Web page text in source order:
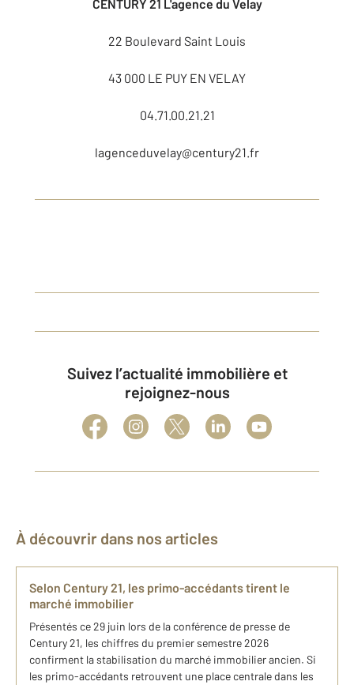
CENTURY 21 L'agence du Velay
22 Boulevard Saint Louis
43 000 LE PUY EN VELAY
04.71.00.21.21
lagenceduvelay@century21.fr
Suivez l’actualité immobilière et
rejoignez-nous
À découvrir dans nos articles
Selon Century 21, les primo-accédants tirent le
marché immobilier
Présentés ce 29 juin lors de la conférence de presse de
Century 21, les chiffres du premier semestre 2026
confirment la stabilisation du marché immobilier ancien. Si
les primo-accédants retrouvent une place centrale dans les